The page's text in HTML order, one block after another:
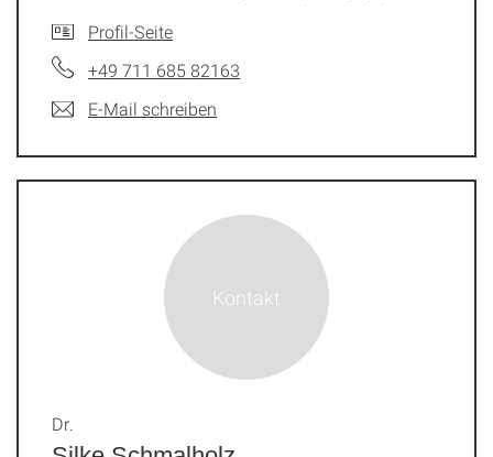
Profil-Seite
+49 711 685 82163
E-Mail schreiben
Dr.